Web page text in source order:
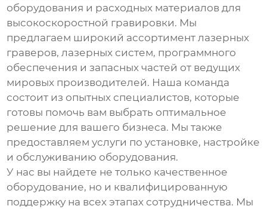
оборудования и расходных материалов для
высокоскоростной гравировки. Мы
предлагаем широкий ассортимент лазерных
граверов, лазерных систем, программного
обеспечения и запасных частей от ведущих
мировых производителей. Наша команда
состоит из опытных специалистов, которые
готовы помочь вам выбрать оптимальное
решение для вашего бизнеса. Мы также
предоставляем услуги по установке, настройке
и обслуживанию оборудования.
У нас вы найдете не только качественное
оборудование, но и квалифицированную
поддержку на всех этапах сотрудничества. Мы